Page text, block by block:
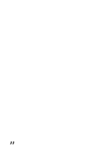
”